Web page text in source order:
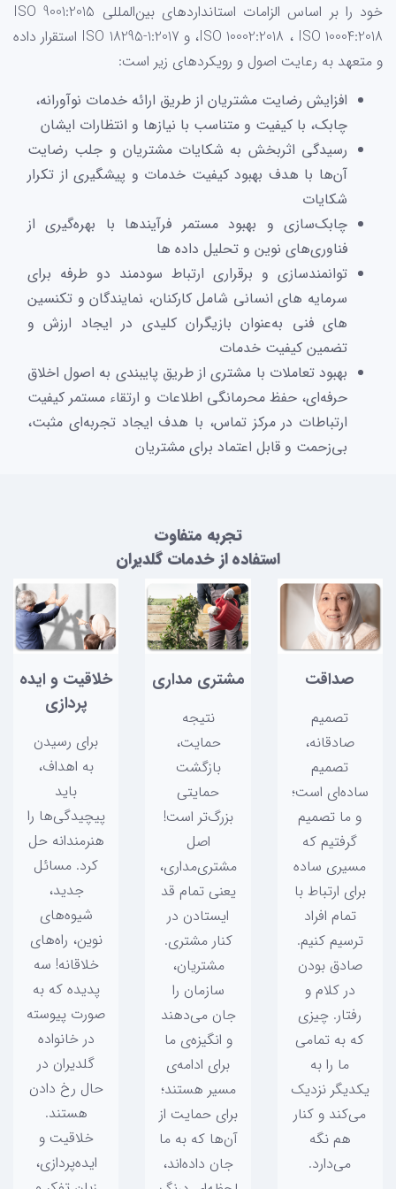
خود را بر اساس الزامات استانداردهای بین‌المللی ISO 9001:2015
،ISO 10002:2018 ، ISO 10004:2018 و ISO 18295-1:2017 استقرار داده
و متعهد به رعایت اصول و رویکردهای زیر است:
افزایش رضایت مشتریان از طریق ارائه خدمات نوآورانه،
چابک، با کیفیت و متناسب با نیازها و انتظارات ایشان
رسیدگی اثربخش به شکایات مشتریان و جلب رضایت
آن‌ها با هدف بهبود کیفیت خدمات و پیشگیری از تکرار
شکایات
چابک‌سازی و بهبود مستمر فرآیندها با بهره‌گیری از
فناوری‌های نوین و تحلیل داده ها
توانمندسازی و برقراری ارتباط سودمند دو طرفه برای
سرمایه های انسانی شامل کارکنان، نمایندگان و تکنسین
های فنی به‌عنوان بازیگران کلیدی در ایجاد ارزش و
تضمین کیفیت خدمات
بهبود تعاملات با مشتری از طریق پایبندی به اصول اخلاق
حرفه‌ای، حفظ محرمانگی اطلاعات و ارتقاء مستمر کیفیت
ارتباطات در مرکز تماس، با هدف ایجاد تجربه‌ای مثبت،
بی‌زحمت و قابل اعتماد برای مشتریان
تجربه متفاوت
استفاده از خدمات گلدیران
صداقت
تصمیم
صادقانه،
تصمیم
ساده‌ای است؛
و ما تصمیم
گرفتیم که
مسیری ساده
برای ارتباط با
تمام افراد
ترسیم کنیم.
صادق بودن
در کلام و
رفتار. چیزی
که به تمامی
ما را به
یکدیگر نزدیک
می‌کند و کنار
هم نگه
می‌دارد.
مشتری مداری
نتیجه
حمایت،
بازگشت
حمایتی
بزرگ‌تر است!
اصل
مشتری‌مداری،
یعنی تمام قد
ایستادن در
کنار مشتری.
مشتریان،
سازمان را
جان می‌دهند
و انگیزه‌ی ما
برای ادامه‌ی
مسیر هستند؛
برای حمایت از
آن‌ها که به ما
جان داده‌اند،
خلاقیت و ایده
پردازی
برای رسیدن
به اهداف،
باید
پیچیدگی‌ها را
هنرمندانه حل
کرد. مسائل
جدید،
شیوه‌های
نوین، راه‌های
خلاقانه! سه
پدیده که به
صورت پیوسته
در خانواده
گلدیران در
حال رخ دادن
هستند.
خلاقیت و
ایده‌پردازی،